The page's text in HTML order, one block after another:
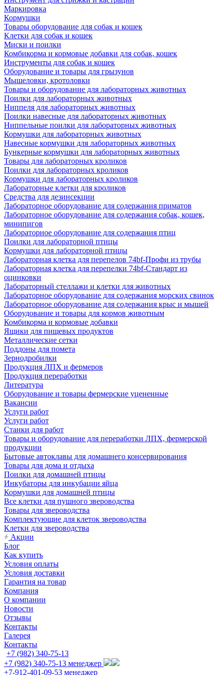
Маркировка
Кормушки
Товары оборудование для собак и кошек
Клетки для собак и кошек
Миски и поилки
Комбикорма и кормовые добавки для собак, кошек
Инструменты для собак и кошек
Оборудование и товары для грызунов
Мышеловки, кротоловки
Товары и оборудование для лабораторных животных
Поилки для лабораторных животных
Ниппеля для лабораторных животных
Поилки навесные для лабораторных животных
Ниппельные поилки для лабораторных животных
Кормушки для лабораторных животных
Навесные кормушки для лабораторных животных
Бункерные кормушки для лабораторных животных
Товары для лабораторных кроликов
Поилки для лабораторных кроликов
Кормушки для лабораторных кроликов
Лабораторные клетки для кроликов
Средства для дезинсекции
Лабораторное оборудование для содержания приматов
Лабораторное оборудование для содержания собак, кошек,
минипигов
Лабораторное оборудование для содержания птиц
Поилки для лабораторной птицы
Кормушки для лабораторной птицы
Лабораторная клетка для перепелов 74bf-Профи из трубы
Лабораторная клетка для перепелки 74bf-Стандарт из
оцинковки
Лабораторный стеллажи и клетки для животных
Лабораторное оборудование для содержания морских свинок
Лабораторное оборудование для содержания крыс и мышей
Оборудование и товары для кормов животным
Комбикорма и кормовые добавки
Ящики для пищевых продуктов
Металлические сетки
Поддоны для помета
Зернодробилки
Продукция ЛПХ и фермеров
Продукция переработки
Литература
Оборудование и товары фермерские уцененные
Вакансии
Услуги работ
Услуги работ
Станки для работ
Товары и оборудование для переработки ЛПХ, фермерской
продукции
Бытовые автоклавы для домашнего консервирования
Товары для дома и отдыха
Поилки для домашней птицы
Инкубаторы для инкубации яйца
Кормушки для домашней птицы
Все клетки для пушного звероводства
Товары для звероводства
Комплектующие для клеток звероводства
Клетки для звероводства
Акции
Блог
Как купить
Условия оплаты
Условия доставки
Гарантия на товар
Компания
О компании
Новости
Отзывы
Контакты
Галерея
Контакты
+7 (982) 340-75-13
+7 (982) 340-75-13 менеджер
+7-912-401-09-53 менеджер